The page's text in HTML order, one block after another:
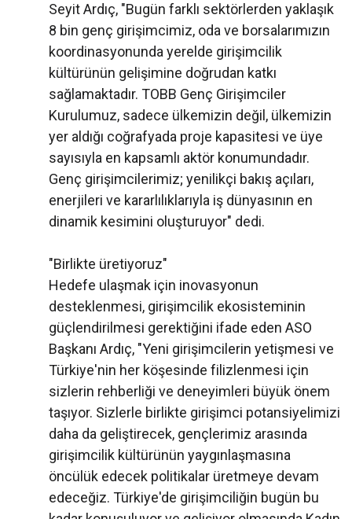
Seyit Ardıç, "Bugün farklı sektörlerden yaklaşık
8 bin genç girişimcimiz, oda ve borsalarımızın
koordinasyonunda yerelde girişimcilik
kültürünün gelişimine doğrudan katkı
sağlamaktadır. TOBB Genç Girişimciler
Kurulumuz, sadece ülkemizin değil, ülkemizin
yer aldığı coğrafyada proje kapasitesi ve üye
sayısıyla en kapsamlı aktör konumundadır.
Genç girişimcilerimiz; yenilikçi bakış açıları,
enerjileri ve kararlılıklarıyla iş dünyasının en
dinamik kesimini oluşturuyor" dedi.
"Birlikte üretiyoruz"
Hedefe ulaşmak için inovasyonun
desteklenmesi, girişimcilik ekosisteminin
güçlendirilmesi gerektiğini ifade eden ASO
Başkanı Ardıç, "Yeni girişimcilerin yetişmesi ve
Türkiye'nin her köşesinde filizlenmesi için
sizlerin rehberliği ve deneyimleri büyük önem
taşıyor. Sizlerle birlikte girişimci potansiyelimizi
daha da geliştirecek, gençlerimiz arasında
girişimcilik kültürünün yaygınlaşmasına
öncülük edecek politikalar üretmeye devam
edeceğiz. Türkiye'de girişimciliğin bugün bu